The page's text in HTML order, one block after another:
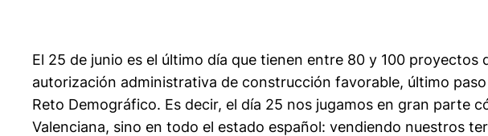
El 25 de junio es el último día que tienen entre 80 y 100
autorización administrativa de construcción favorable, último
Reto Demográfico. Es decir, el día 25 nos jugamos en gran parte
Valenciana, sino en todo el estado español: vendiendo nuestros